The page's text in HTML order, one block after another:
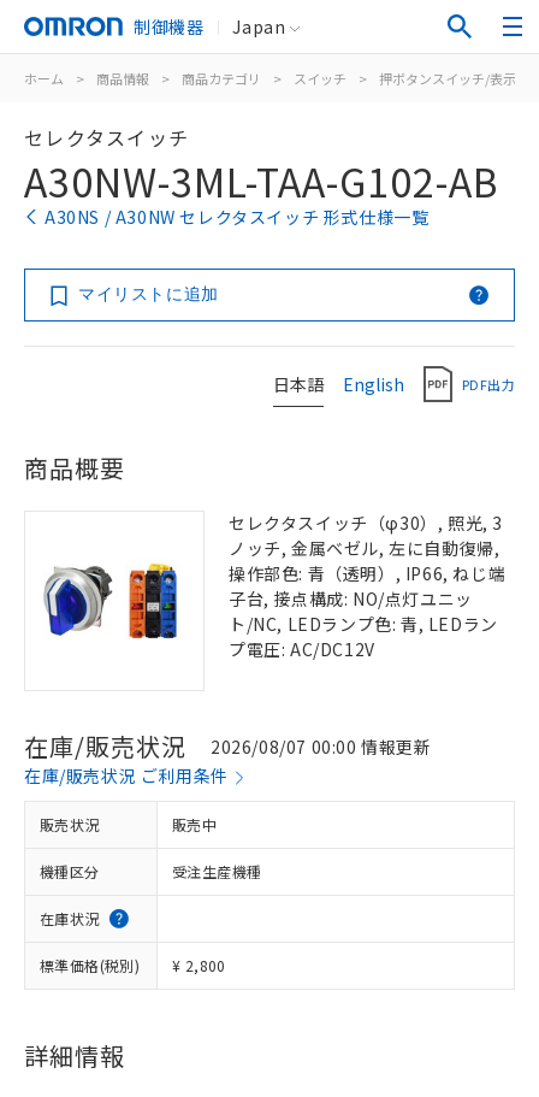
制御機器 Japan
ホーム > 商品情報 > 商品カテゴリ > スイッチ > 押ボタンスイッチ/表示灯
セレクタスイッチ
A30NW-3ML-TAA-G102-AB
A30NS / A30NW セレクタスイッチ 形式仕様一覧
マイリストに追加
日本語 English PDF出力
商品概要
セレクタスイッチ（φ30）, 照光, 3
ノッチ, 金属ベゼル, 左に自動復帰,
操作部色: 青（透明）, IP66, ねじ端
子台, 接点構成: NO/点灯ユニッ
ト/NC, LEDランプ色: 青, LEDラン
プ電圧: AC/DC12V
在庫/販売状況
2026/08/07 00:00 情報更新
在庫/販売状況 ご利用条件
販売状況 販売中
機種区分 受注生産機種
在庫状況
標準価格(税別) ¥ 2,800
詳細情報